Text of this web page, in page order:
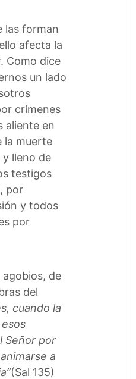
las forman
afecta la
Como dice
un lado
crímenes
aliente en
la muerte
lleno de
testigos
por
y todos
por
de
del
cuando la
Señor por
a
(Sal 135)